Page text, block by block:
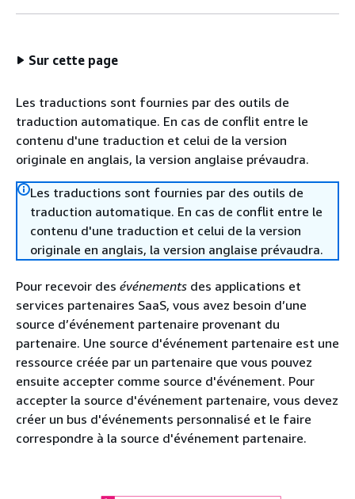
Sur cette page
Les traductions sont fournies par des outils de
traduction automatique. En cas de conflit entre le
contenu d'une traduction et celui de la version
originale en anglais, la version anglaise prévaudra.
Les traductions sont fournies par des outils de
traduction automatique. En cas de conflit entre le
contenu d'une traduction et celui de la version
originale en anglais, la version anglaise prévaudra.
Pour recevoir des événements des applications et
services partenaires SaaS, vous avez besoin d’une
source d’événement partenaire provenant du
partenaire. Une source d'événement partenaire est une
ressource créée par un partenaire que vous pouvez
ensuite accepter comme source d'événement. Pour
accepter la source d'événement partenaire, vous devez
créer un bus d'événements personnalisé et le faire
correspondre à la source d'événement partenaire.